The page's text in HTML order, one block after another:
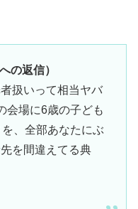
の返信）
扱いって相当ヤバ
会場に6歳の子ども
、全部あなたにぶ
を間違えてる典